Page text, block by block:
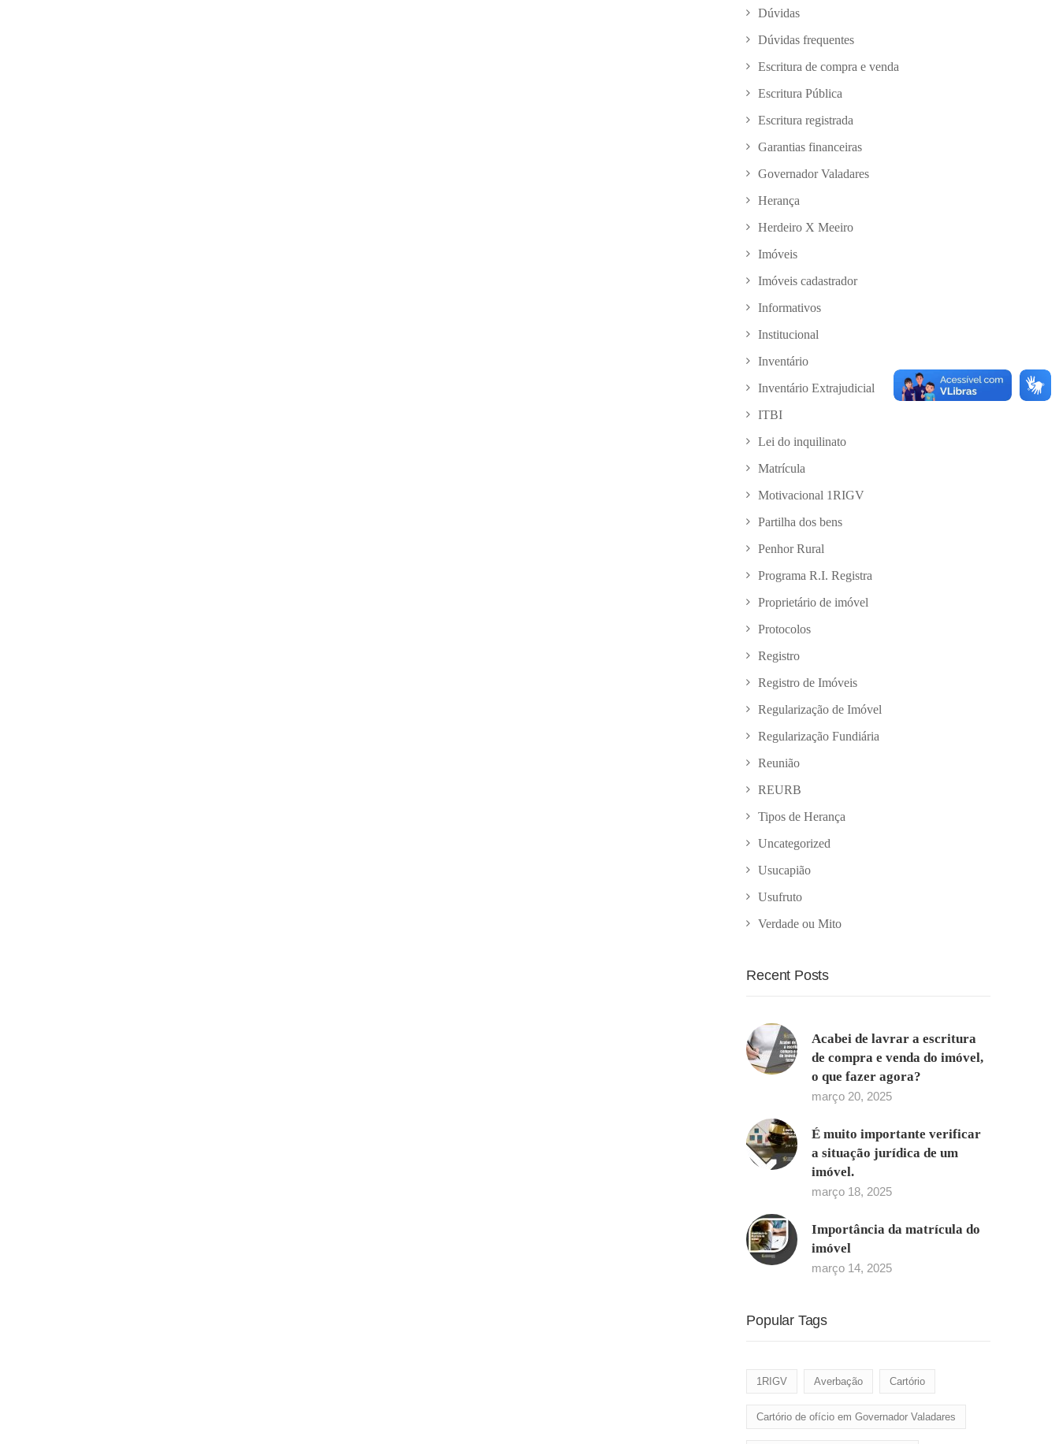
Dúvidas
Dúvidas frequentes
Escritura de compra e venda
Escritura Pública
Escritura registrada
Garantias financeiras
Governador Valadares
Herança
Herdeiro X Meeiro
Imóveis
Imóveis cadastrador
Informativos
Institucional
Inventário
Inventário Extrajudicial
ITBI
Lei do inquilinato
Matrícula
Motivacional 1RIGV
Partilha dos bens
Penhor Rural
Programa R.I. Registra
Proprietário de imóvel
Protocolos
Registro
Registro de Imóveis
Regularização de Imóvel
Regularização Fundiária
Reunião
REURB
Tipos de Herança
Uncategorized
Usucapião
Usufruto
Verdade ou Mito
Recent Posts
Acabei de lavrar a escritura
de compra e venda do imóvel,
o que fazer agora?
março 20, 2025
É muito importante verificar
a situação jurídica de um
imóvel.
março 18, 2025
Importância da matrícula do
imóvel
março 14, 2025
Popular Tags
1RIGV Averbação Cartório
Cartório de ofício em Governador Valadares